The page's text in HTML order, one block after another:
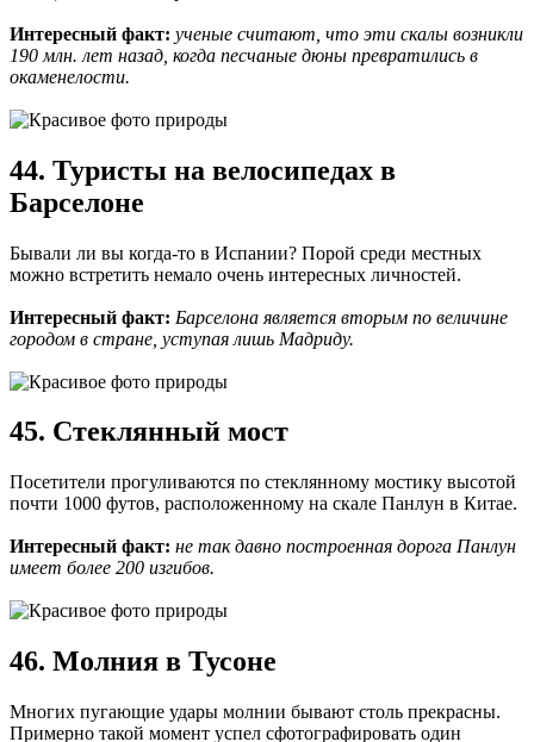
Интересный факт: ученые считают, что эти скалы возникли
190 млн. лет назад, когда песчаные дюны превратились в
окаменелости.
44. Туристы на велосипедах в
Барселоне
Бывали ли вы когда-то в Испании? Порой среди местных
можно встретить немало очень интересных личностей.
Интересный факт: Барселона является вторым по величине
городом в стране, уступая лишь Мадриду.
45. Стеклянный мост
Посетители прогуливаются по стеклянному мостику высотой
почти 1000 футов, расположенному на скале Панлун в Китае.
Интересный факт: не так давно построенная дорога Панлун
имеет более 200 изгибов.
46. Молния в Тусоне
Многих пугающие удары молнии бывают столь прекрасны.
Примерно такой момент успел сфотографировать один